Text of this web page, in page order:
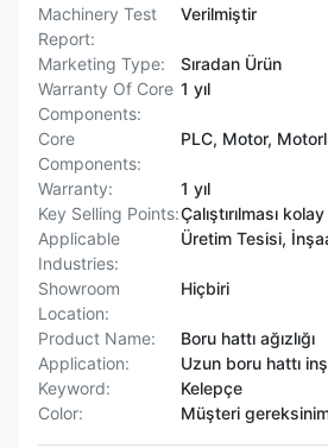
Machinery Test
Report:
Verilmiştir
Marketing Type:
Sıradan Ürün
Warranty Of Core
Components:
1 yıl
Core
Components:
PLC, Motor,
Warranty:
1 yıl
Key Selling Points:Çalıştırılması kolay
Applicable
Industries:
Üretim Tesisi,
Showroom
Location:
Hiçbiri
Product Name:
Boru hattı ağızlığı
Application:
Uzun boru hattı
Keyword:
Kelepçe
Color:
Müşteri